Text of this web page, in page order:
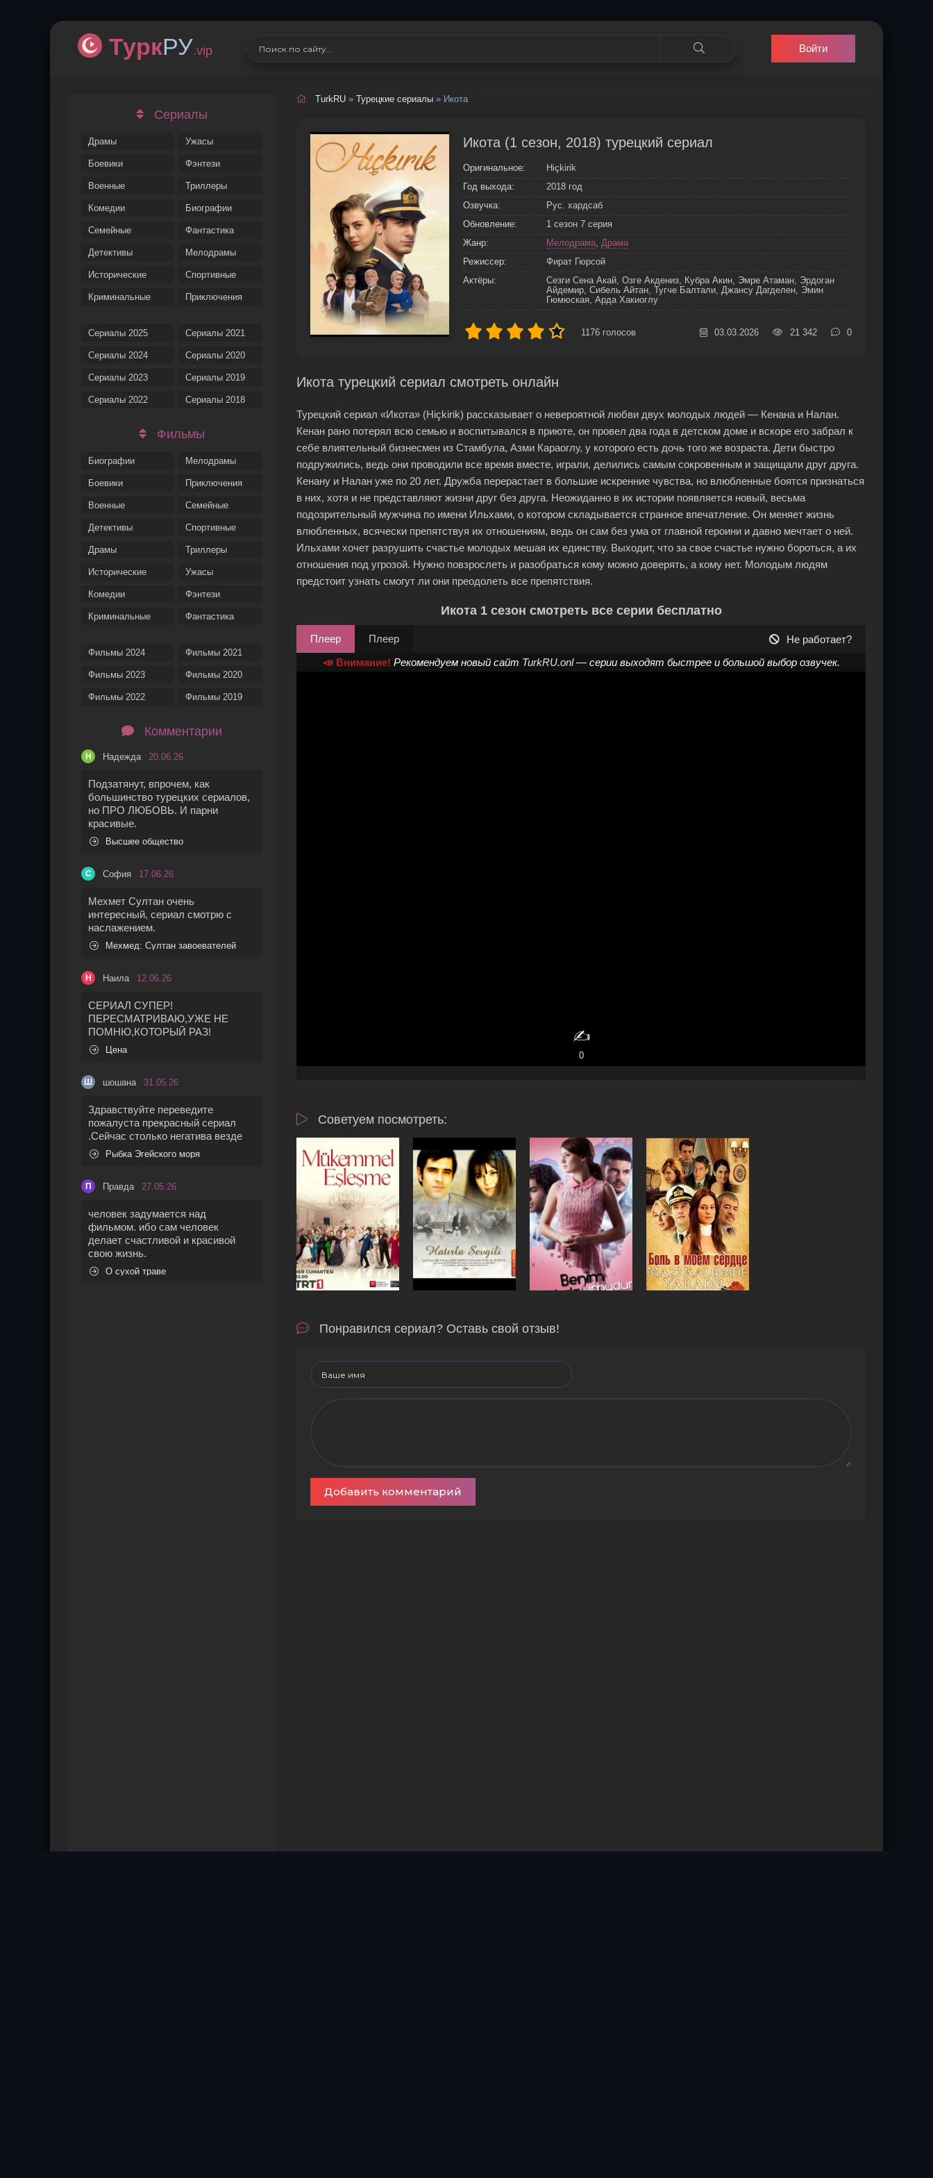
ТуркРУ.vip Войти
Сериалы
Драмы
Боевики
Военные
Комедии
Семейные
Детективы
Исторические
Криминальные
Ужасы
Фэнтези
Триллеры
Биографии
Фантастика
Мелодрамы
Спортивные
Приключения
Сериалы 2025
Сериалы 2024
Сериалы 2023
Сериалы 2022
Сериалы 2021
Сериалы 2020
Сериалы 2019
Сериалы 2018
Фильмы
Биографии
Боевики
Военные
Детективы
Драмы
Исторические
Комедии
Криминальные
Мелодрамы
Приключения
Семейные
Спортивные
Триллеры
Ужасы
Фэнтези
Фантастика
Фильмы 2024
Фильмы 2023
Фильмы 2022
Фильмы 2021
Фильмы 2020
Фильмы 2019
Комментарии
Н Надежда 20.06.26
Подзатянут, впрочем, как
большинство турецких сериалов,
но ПРО ЛЮБОВЬ. И парни
красивые.
Высшее общество
С София 17.06.26
Мехмет Султан очень
интересный, сериал смотрю с
наслажением.
Мехмед: Султан завоевателей
Н Наила 12.06.26
СЕРИАЛ СУПЕР!
ПЕРЕСМАТРИВАЮ,УЖЕ НЕ
ПОМНЮ,КОТОРЫЙ РАЗ!
Цена
Ш шошана 31.05.26
Здравствуйте переведите
пожалуста прекрасный сериал
.Сейчас столько негатива везде
Рыбка Эгейского моря
П Правда 27.05.26
человек задумается над
фильмом. ибо сам человек
делает счастливой и красивой
свою жизнь.
О сухой траве
TurkRU » Турецкие сериалы » Икота
Икота (1 сезон, 2018) турецкий сериал
Оригинальное:
Hiçkirik
Год выхода:
2018 год
Озвучка:
Рус. хардсаб
Обновление:
1 сезон 7 серия
Жанр:
Мелодрама, Драма
Режиссер:
Фират Гюрсой
Актёры:
Сезги Сена Акай, Озге Акдениз, Кубра Акин, Эмре Атаман, Эрдоган
Айдемир, Сибель Айтан, Тугче Балтали, Джансу Дагделен, Эмин
Гюмюская, Арда Хакиоглу
1176 голосов 03.03.2026 21 342 0
Икота турецкий сериал смотреть онлайн
Турецкий сериал «Икота» (Hiçkirik) рассказывает о невероятной любви двух молодых людей — Кенана и Налан.
Кенан рано потерял всю семью и воспитывался в приюте, он провел два года в детском доме и вскоре его забрал к
себе влиятельный бизнесмен из Стамбула, Азми Караоглу, у которого есть дочь того же возраста. Дети быстро
подружились, ведь они проводили все время вместе, играли, делились самым сокровенным и защищали друг друга.
Кенану и Налан уже по 20 лет. Дружба перерастает в большие искренние чувства, но влюбленные боятся признаться
в них, хотя и не представляют жизни друг без друга. Неожиданно в их истории появляется новый, весьма
подозрительный мужчина по имени Ильхами, о котором складывается странное впечатление. Он меняет жизнь
влюбленных, всячески препятствуя их отношениям, ведь он сам без ума от главной героини и давно мечтает о ней.
Ильхами хочет разрушить счастье молодых мешая их единству. Выходит, что за свое счастье нужно бороться, а их
отношения под угрозой. Нужно повзрослеть и разобраться кому можно доверять, а кому нет. Молодым людям
предстоит узнать смогут ли они преодолеть все препятствия.
Икота 1 сезон смотреть все серии бесплатно
Плеер Плеер
Не работает?
📣 Внимание! Рекомендуем новый сайт TurkRU.onl— серии выходят быстрее и большой выбор озвучек.
✍️
0
Советуем посмотреть:
Понравился сериал? Оставь свой отзыв!
Добавить комментарий